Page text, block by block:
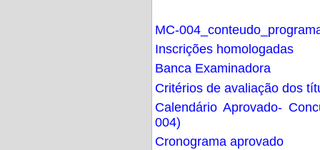
MC-
Inscrições homologadas
Banca Examinadora
Critérios de avaliação dos
Calendário Aprovado-
004)
Cronograma aprovado